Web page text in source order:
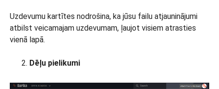
Uzdevumu kartītes nodrošina, ka jūsu failu atjauninājumi
atbilst veicamajam uzdevumam, ļaujot visiem atrasties
vienā lapā.
Dēļu pielikumi